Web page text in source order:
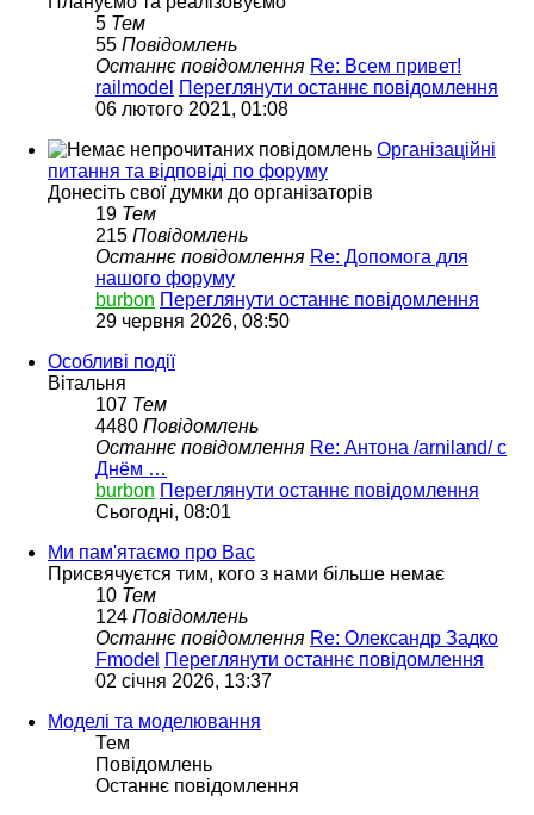
5 Тем
55 Повідомлень
Останнє повідомлення Re: Всем привет!
railmodel
Переглянути останнє повідомлення
06 лютого 2021, 01:08
Організаційні
питання та відповіді по форуму
Донесіть свої думки до організаторів
19 Тем
215 Повідомлень
Останнє повідомлення Re: Допомога для
нашого форуму
burbon Переглянути останнє повідомлення
29 червня 2026, 08:50
Особливі події
Вітальня
107 Тем
4480 Повідомлень
Останнє повідомлення Re: Антона /arniland/ с
Днём …
burbon Переглянути останнє повідомлення
Сьогодні, 08:01
Ми пам'ятаємо про Вас
Присвячуєтся тим, кого з нами більше немає
10 Тем
124 Повідомлень
Останнє повідомлення Re: Олександр Задко
Fmodel
Переглянути останнє повідомлення
02 січня 2026, 13:37
Моделі та моделювання
Тем
Повідомлень
Останнє повідомлення